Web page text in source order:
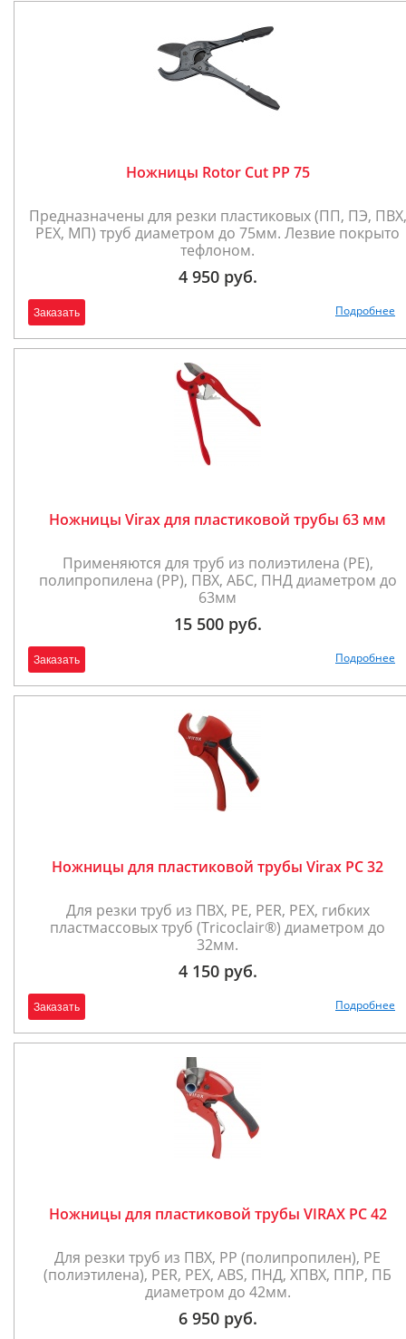
Ножницы Rotor Cut PP 75
Предназначены для резки пластиковых (ПП, ПЭ, ПВХ,
PEX, МП) труб диаметром до 75мм. Лезвие покрыто
тефлоном.
4 950 руб.
Заказать Подробнее
Ножницы Virax для пластиковой трубы 63 мм
Применяются для труб из полиэтилена (PE),
полипропилена (PP), ПВХ, АБС, ПНД диаметром до
63мм
15 500 руб.
Заказать Подробнее
Ножницы для пластиковой трубы Virax РС 32
Для резки труб из ПВХ, PE, PER, PEX, гибких
пластмассовых труб (Tricoclair®) диаметром до
32мм.
4 150 руб.
Заказать Подробнее
Ножницы для пластиковой трубы VIRAX РС 42
Для резки труб из ПВХ, РР (полипропилен), PE
(полиэтилена), PER, PEX, ABS, ПНД, ХПВХ, ППР, ПБ
диаметром до 42мм.
6 950 руб.